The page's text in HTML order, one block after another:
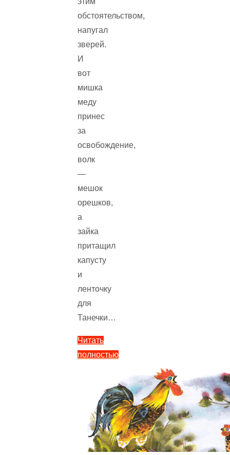
обстоятельством,
напугал
зверей.
И
вот
мишка
меду
принес
за
освобождение,
волк
—
мешок
орешков,
а
зайка
притащил
капусту
и
ленточку
для
Танечки…
Читать
полностью
русская
народная